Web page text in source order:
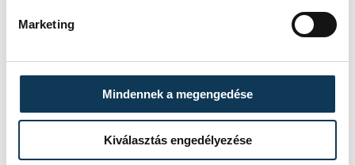
Marketing
Mindennek a megengedése
Kiválasztás engedélyezése
A legtöbb esetben egyáltalán nem. A
fülbemászó dallam teljesen normális
jelenség, és általában magától elmúlik.
Sokszor akkor jelenik meg, amikor az
agyunk nincs teljesen leterhelve: séta